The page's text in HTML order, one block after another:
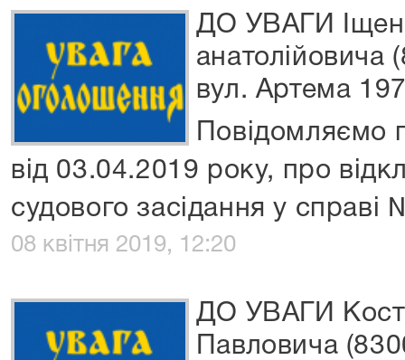
ДО УВАГИ
вул. Артема
Повідомляємо
від 03.04.2019 року, про
судового засідання у
08 квітня 2019, 12:20
ДО УВАГИ
Павловича